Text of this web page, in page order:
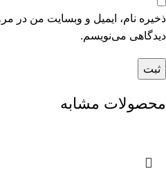
ذخیره نام، ایمیل و وبسایت من در
دیدگاهی می‌نویسم.
محصولات مشابه